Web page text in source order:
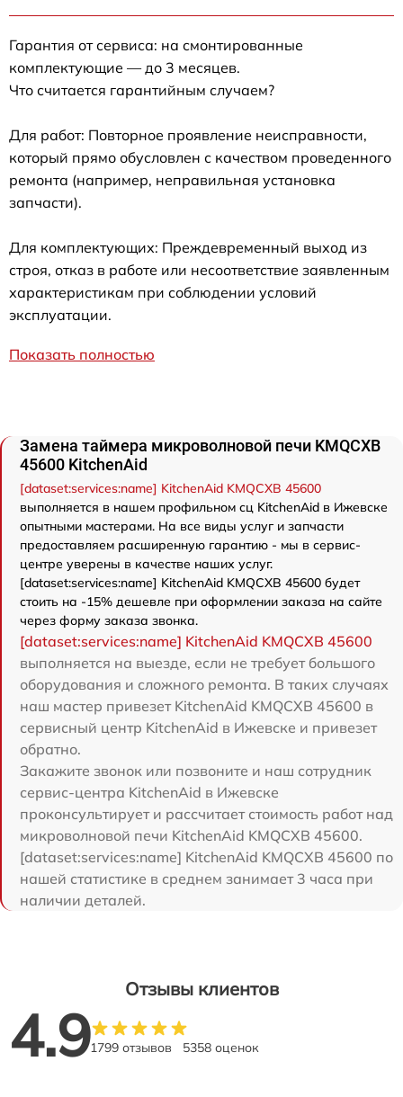
Гарантия от сервиса: на смонтированные
комплектующие — до 3 месяцев.
Что считается гарантийным случаем?
Для работ: Повторное проявление неисправности,
который прямо обусловлен с качеством проведенного
ремонта (например, неправильная установка
запчасти).
Для комплектующих: Преждевременный выход из
строя, отказ в работе или несоответствие заявленным
характеристикам при соблюдении условий
эксплуатации.
Показать полностью
Замена таймера микроволновой печи KMQCXB
45600 KitchenAid
[dataset:services:name] KitchenAid KMQCXB 45600
выполняется в нашем профильном сц KitchenAid в Ижевске
опытными мастерами. На все виды услуг и запчасти
предоставляем расширенную гарантию - мы в сервис-
центре уверены в качестве наших услуг.
[dataset:services:name] KitchenAid KMQCXB 45600 будет
стоить на -15% дешевле при оформлении заказа на сайте
через форму заказа звонка.
[dataset:services:name] KitchenAid KMQCXB 45600
выполняется на выезде, если не требует большого
оборудования и сложного ремонта. В таких случаях
наш мастер привезет KitchenAid KMQCXB 45600 в
сервисный центр KitchenAid в Ижевске и привезет
обратно.
Закажите звонок или позвоните и наш сотрудник
сервис-центра KitchenAid в Ижевске
проконсультирует и рассчитает стоимость работ над
микроволновой печи KitchenAid KMQCXB 45600.
[dataset:services:name] KitchenAid KMQCXB 45600 по
нашей статистике в среднем занимает 3 часа при
наличии деталей.
Отзывы клиентов
4.91799 отзывов 5358 оценок